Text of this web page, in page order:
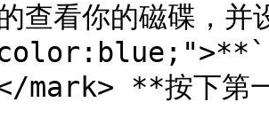
查看你的磁碟，
**按下第一